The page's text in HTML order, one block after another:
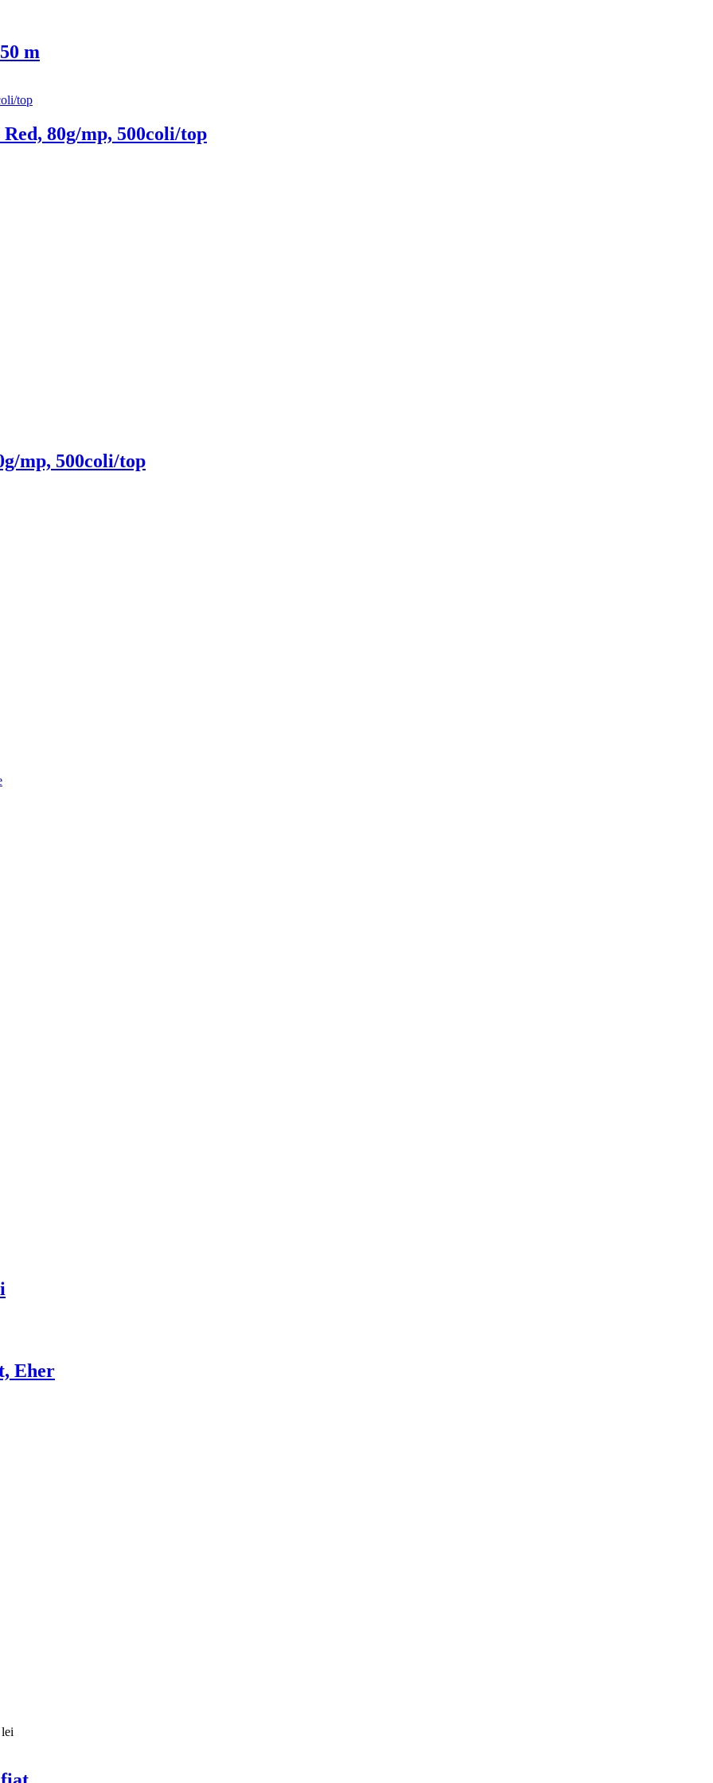
m
80g/mp, 500coli/top
mp, 500coli/top
Eher